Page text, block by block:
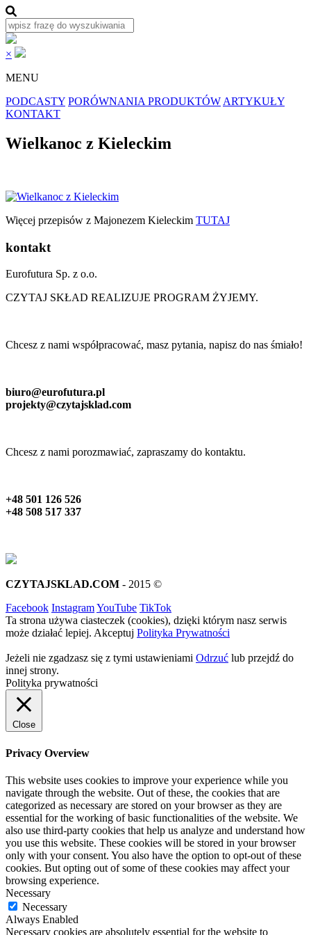
×
MENU
PODCASTY PORÓWNANIA PRODUKTÓW ARTYKUŁY
KONTAKT
Wielkanoc z Kieleckim
Więcej przepisów z Majonezem Kieleckim TUTAJ
kontakt
Eurofutura Sp. z o.o.
CZYTAJ SKŁAD REALIZUJE PROGRAM ŻYJEMY.
Chcesz z nami współpracować, masz pytania, napisz do nas śmiało!
biuro@eurofutura.pl
projekty@czytajsklad.com
Chcesz z nami porozmawiać, zapraszamy do kontaktu.
+48 501 126 526
+48 508 517 337
CZYTAJSKLAD.COM - 2015 ©
Facebook InstagramYouTube TikTok
Ta strona używa ciasteczek (cookies), dzięki którym nasz serwis
może działać lepiej. Akceptuj Polityka Prywatności
Jeżeli nie zgadzasz się z tymi ustawieniami Odrzuć lub przejdź do
innej strony.
Polityka prywatności
Close
Privacy Overview
This website uses cookies to improve your experience while you
navigate through the website. Out of these, the cookies that are
categorized as necessary are stored on your browser as they are
essential for the working of basic functionalities of the website. We
also use third-party cookies that help us analyze and understand how
you use this website. These cookies will be stored in your browser
only with your consent. You also have the option to opt-out of these
cookies. But opting out of some of these cookies may affect your
browsing experience.
Necessary
Necessary
Always Enabled
Necessary cookies are absolutely essential for the website to